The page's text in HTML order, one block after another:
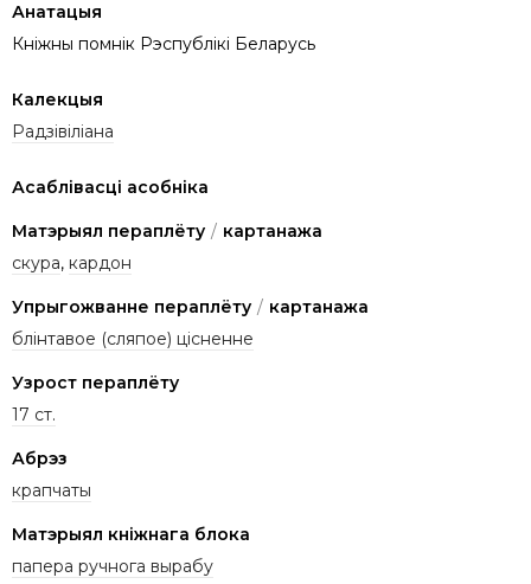
Анатацыя
Кніжны помнік Рэспублікі Беларусь
Калекцыя
Радзівіліана
Асаблівасці асобніка
Матэрыял пераплёту / картанажа
скура, кардон
Упрыгожванне пераплёту / картанажа
блінтавое (сляпое) цісненне
Узрост пераплёту
17 ст.
Абрэз
крапчаты
Матэрыял кніжнага блока
папера ручнога вырабу